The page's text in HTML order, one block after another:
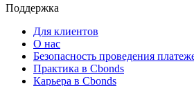
Сбондс-ТВ
Глоссарий
Поддержка
Для клиентов